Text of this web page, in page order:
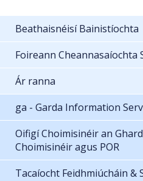
Beathaisnéisí Bainistíochta
Foireann Cheannasaíochta
Ár ranna
ga - Garda Information
Oifigí Choimisinéir an
Choimisinéir agus POR
Tacaíocht Feidhmiúcháin &